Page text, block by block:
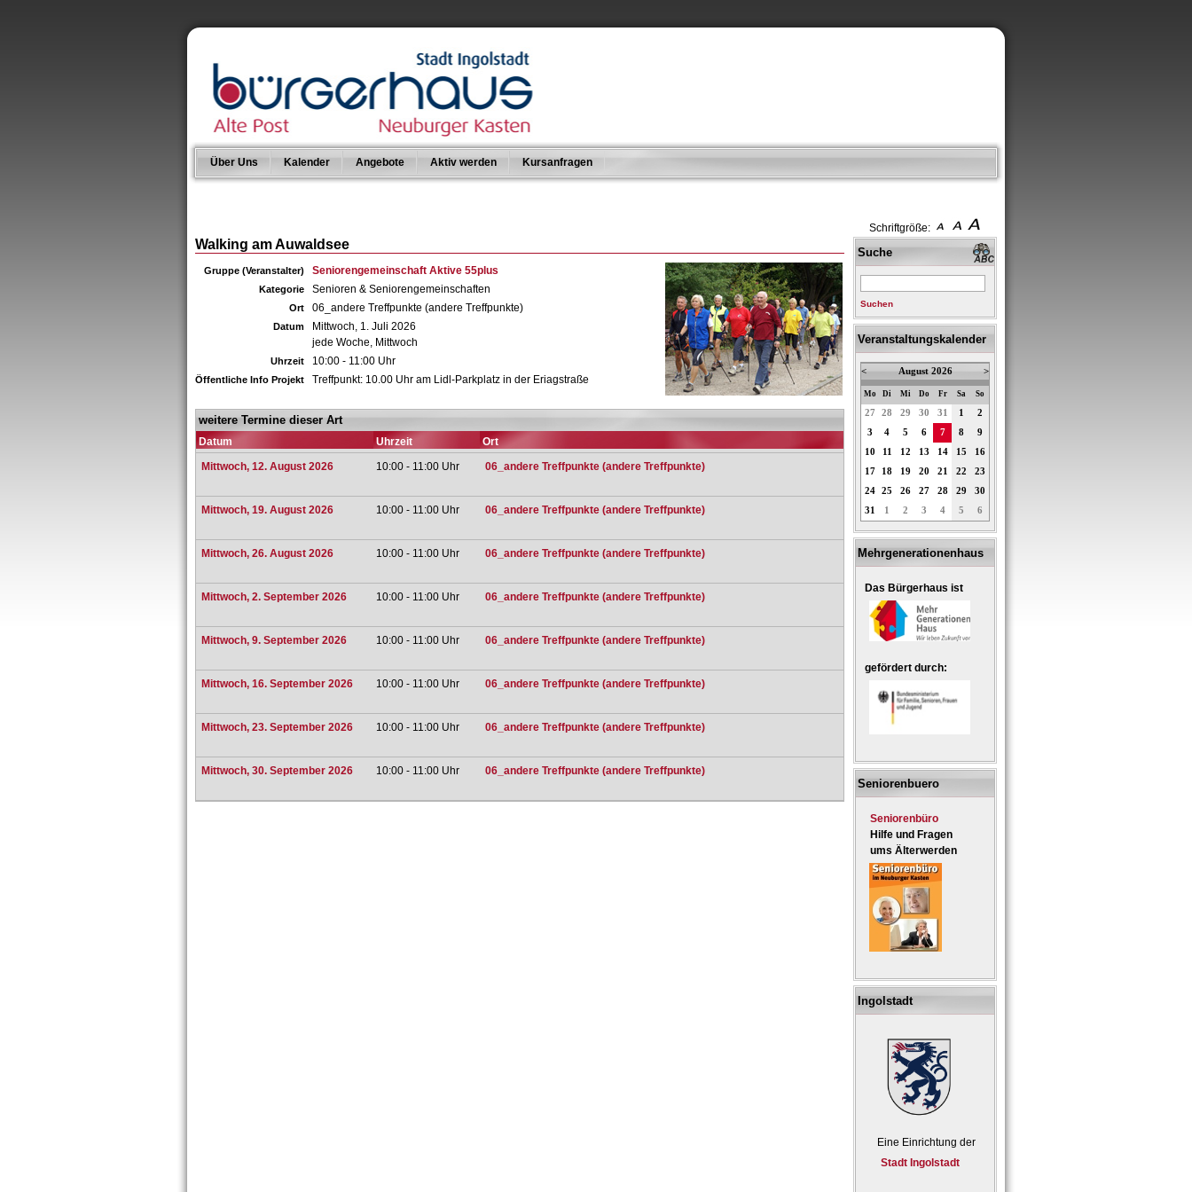
Schriftgröße:
Über Uns Kalender Angebote Aktiv werden Kursanfragen
Walking am Auwaldsee
Gruppe (Veranstalter) Seniorengemeinschaft Aktive 55plus
Kategorie Senioren & Seniorengemeinschaften
Ort 06_andere Treffpunkte (andere Treffpunkte)
Datum
Mittwoch, 1. Juli 2026
jede Woche, Mittwoch
Uhrzeit 10:00 - 11:00 Uhr
Öffentliche Info Projekt Treffpunkt: 10.00 Uhr am Lidl-Parkplatz in der Eriagstraße
weitere Termine dieser Art
Datum Uhrzeit
Ort
Mittwoch, 12. August 2026
10:00 - 11:00 Uhr 06_andere Treffpunkte (andere Treffpunkte)
Mittwoch, 19. August 2026 10:00 - 11:00 Uhr 06_andere Treffpunkte (andere Treffpunkte)
Mittwoch, 26. August 2026 10:00 - 11:00 Uhr 06_andere Treffpunkte (andere Treffpunkte)
Mittwoch, 2. September 2026 10:00 - 11:00 Uhr 06_andere Treffpunkte (andere Treffpunkte)
Mittwoch, 9. September 2026 10:00 - 11:00 Uhr 06_andere Treffpunkte (andere Treffpunkte)
Mittwoch, 16. September 2026 10:00 - 11:00 Uhr 06_andere Treffpunkte (andere Treffpunkte)
Mittwoch, 23. September 2026 10:00 - 11:00 Uhr 06_andere Treffpunkte (andere Treffpunkte)
Mittwoch, 30. September 2026 10:00 - 11:00 Uhr 06_andere Treffpunkte (andere Treffpunkte)
Suche
Suchen
Veranstaltungskalender
< August 2026 >
Mo Di Mi Do Fr Sa So
27 28 29 30 31 1
2
3
4 5 6 7 8
9
10
11 12 13 14 15
16
17
18 19 20 21 22
23
24
25 26 27 28 29
30
31
1 2 3 4 5 6
Mehrgenerationenhaus
Das Bürgerhaus ist
gefördert durch:
Seniorenbuero
Seniorenbüro
Hilfe und Fragen
ums Älterwerden
Ingolstadt
Eine Einrichtung der
Stadt Ingolstadt